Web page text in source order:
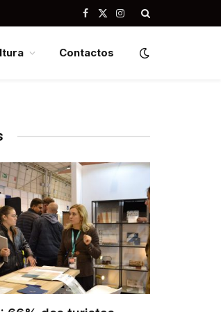
Facebook
X
Instagram
Contactos